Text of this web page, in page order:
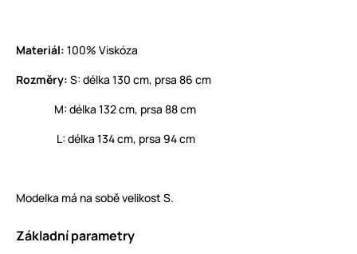
Materiál: 100% Viskóza
Rozměry: S: délka 130 cm, prsa 86 cm
M: délka 132 cm, prsa 88 cm
L: délka 134 cm, prsa 94 cm
Modelka má na sobě velikost S.
Základní parametry